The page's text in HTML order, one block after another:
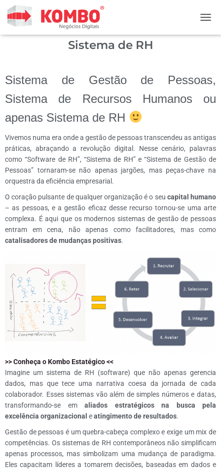
Sistema de RH
Sistema de Gestão de Pessoas,
Sistema de Recursos Humanos ou
apenas Sistema de RH
Vivemos numa era onde a gestão de pessoas transcendeu as antigas
práticas, abraçando a revolução digital. Nesse cenário, palavras
como “Software de RH”, “Sistema de RH” e “Sistema de Gestão de
Pessoas” tornaram-se não apenas jargões, mas peças-chave na
orquestra da eficiência empresarial.
O coração pulsante de qualquer organização é o seu capital humano
– as pessoas, e a gestão eficaz desse recurso tornou-se uma arte
complexa. É aqui que os modernos sistemas de gestão de pessoas
entram em cena, não apenas como facilitadores, mas como
catalisadores de mudanças positivas.
>> Conheça o Kombo Estatégico <<
Imagine um sistema de RH (software) que não apenas gerencia
dados, mas que tece uma narrativa coesa da jornada de cada
colaborador. Esses sistemas vão além de simples números e datas,
transformando-se em aliados estratégicos na busca pela
excelência organizacional eatingimento de resultados.
Gestão de pessoas é um quebra-cabeça complexo e exige um mix de
competências. Os sistemas de RH contemporâneos não simplificam
apenas processos, mas simbolizam uma mudança de paradigma.
Eles capacitam líderes a tomarem decisões, baseadas em dados e